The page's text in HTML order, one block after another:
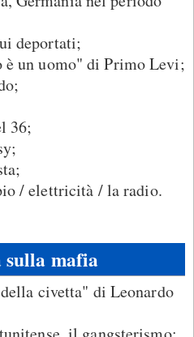
deportati;
è un uomo" di Primo Levi;
36;
/ elettricità / la radio.
sulla mafia
civetta" di Leonardo